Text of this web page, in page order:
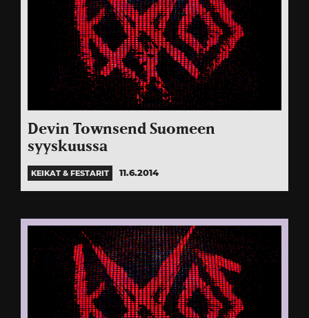
Devin Townsend Suomeen
syyskuussa
KEIKAT & FESTARIT 11.6.2014